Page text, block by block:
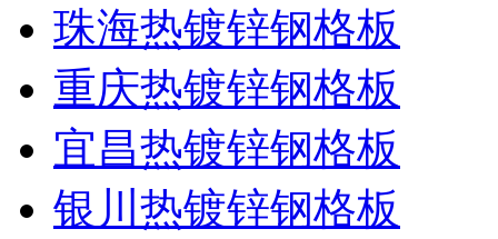
珠海热镀锌钢格板
重庆热镀锌钢格板
宜昌热镀锌钢格板
银川热镀锌钢格板